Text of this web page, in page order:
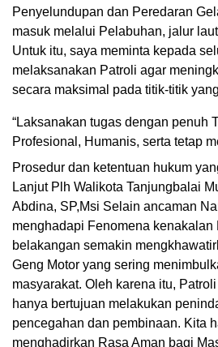
Penyelundupan dan Peredaran
masuk melalui Pelabuhan, jalur
Untuk itu, saya meminta kepada
melaksanakan Patroli agar
secara maksimal pada titik-titik
“Laksanakan tugas dengan penuh
Profesional, Humanis, serta tetap
Prosedur dan ketentuan hukum
Lanjut Plh Walikota Tanjungbalai
Abdina, SP,Msi Selain ancaman
menghadapi Fenomena kenakalan
belakangan semakin
Geng Motor yang sering
masyarakat. Oleh karena itu,
hanya bertujuan melakukan
pencegahan dan pembinaan. Kita
menghadirkan Rasa Aman bagi